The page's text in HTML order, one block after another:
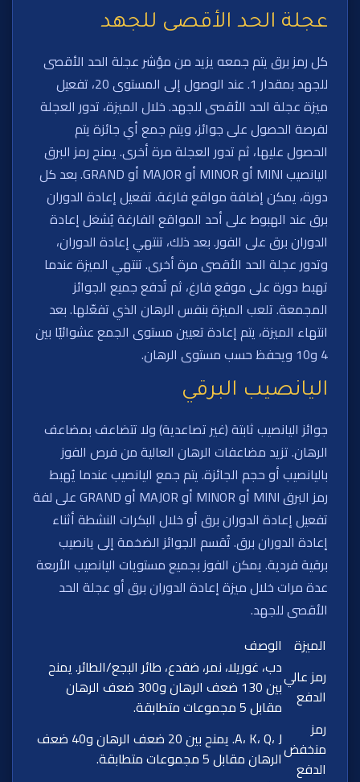
عجلة الحد الأقصى للجهد
كل رمز برق يتم جمعه يزيد من مؤشر عجلة الحد الأقصى
للجهد بمقدار 1. عند الوصول إلى المستوى 20، تفعيل
ميزة عجلة الحد الأقصى للجهد. خلال الميزة، تدور العجلة
لفرصة الحصول على جوائز، ويتم جمع أي جائزة يتم
الحصول عليها، ثم تدور العجلة مرة أخرى. يمنح رمز البرق
اليانصيب MINI أو MINOR أو MAJOR أو GRAND. بعد كل
دورة، يمكن إضافة مواقع فارغة. تفعيل إعادة الدوران
برق عند الهبوط على أحد المواقع الفارغة يُشغل إعادة
الدوران برق على الفور. بعد ذلك، تنتهي إعادة الدوران،
وتدور عجلة الحد الأقصى مرة أخرى. تنتهي الميزة عندما
تهبط دورة على موقع فارغ، ثم تُدفع جميع الجوائز
المجمعة. تلعب الميزة بنفس الرهان الذي تفعّلها. بعد
انتهاء الميزة، يتم إعادة تعيين مستوى الجمع عشوائيًا بين
4 و10 ويحفظ حسب مستوى الرهان.
اليانصيب البرقي
جوائز اليانصيب ثابتة (غير تصاعدية) ولا تتضاعف بمضاعف
الرهان. تزيد مضاعفات الرهان العالية من فرص الفوز
باليانصيب أو حجم الجائزة. يتم جمع اليانصيب عندما يُهبط
رمز البرق MINI أو MINOR أو MAJOR أو GRAND على لفة
تفعيل إعادة الدوران برق أو خلال البكرات النشطة أثناء
إعادة الدوران برق. تُقسم الجوائز الضخمة إلى يانصيب
برقية فردية. يمكن الفوز بجميع مستويات اليانصيب الأربعة
عدة مرات خلال ميزة إعادة الدوران برق أو عجلة الحد
الأقصى للجهد.
الميزة الوصف
رمز عالي
الدفع
دب، غوريلا، نمر، ضفدع، طائر البجع/الطائر. يمنح
بين 130 ضعف الرهان و300 ضعف الرهان
مقابل 5 مجموعات متطابقة.
رمز
منخفض
الدفع
A، K، Q، J. يمنح بين 20 ضعف الرهان و40 ضعف
الرهان مقابل 5 مجموعات متطابقة.